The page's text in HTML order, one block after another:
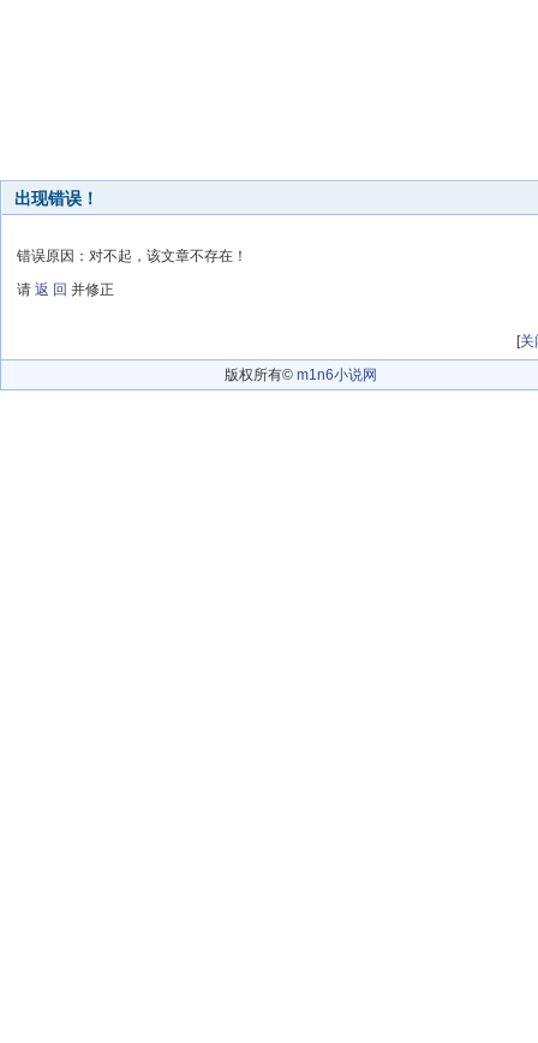
出现错误！
错误原因：对不起，该文章不存在！
请 返 回 并修正
[关
版权所有© m1n6小说网